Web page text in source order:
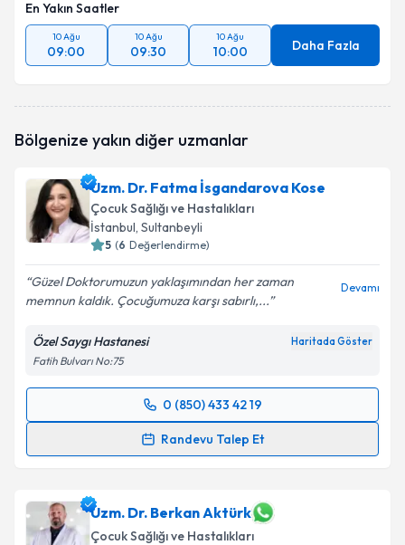
En Yakın Saatler
10 Ağu
09:00
10 Ağu
09:30
10 Ağu
10:00 Daha Fazla
Bölgenize yakın diğer uzmanlar
Uzm. Dr. Fatma İsgandarova Kose
Çocuk Sağlığı ve Hastalıkları
İstanbul, Sultanbeyli
5 (6 Değerlendirme)
Güzel Doktorumuzun yaklaşımından her zaman
memnun kaldık. Çocuğumuza karşı sabırlı,...
Devamı
Özel Saygı Hastanesi Haritada Göster
Fatih Bulvarı No:75
0 (850) 433 42 19
Randevu Talep Et
Randevu Takvimi Talebi
almanız için bir takvim hazırlandığında e-posta ile
bilgilendireceğiz.
Uzm. Dr. Berkan Aktürk
Çocuk Sağlığı ve Hastalıkları